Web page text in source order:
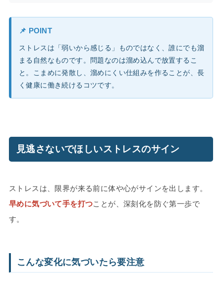
📌 POINT
ストレスは「弱いから感じる」ものではなく、誰にでも溜
まる自然なものです。問題なのは溜め込んで放置するこ
と。こまめに発散し、溜めにくい仕組みを作ることが、長
く健康に働き続けるコツです。
見逃さないでほしいストレスのサイン
ストレスは、限界が来る前に体や心がサインを出します。
早めに気づいて手を打つことが、深刻化を防ぐ第一歩で
す。
こんな変化に気づいたら要注意